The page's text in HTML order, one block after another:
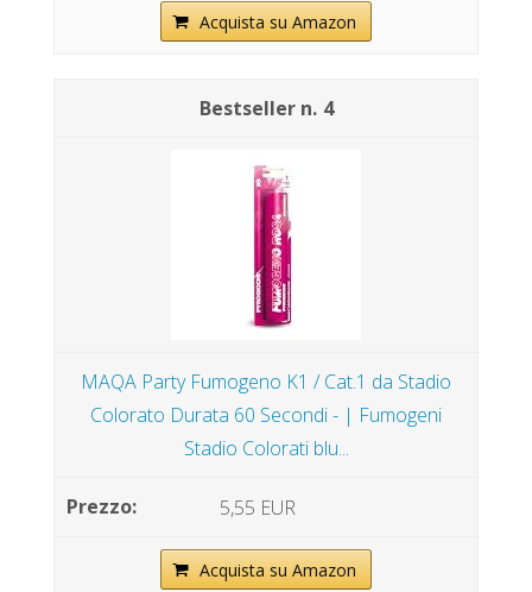
Acquista su Amazon
4
MAQA Party Fumogeno K1 / Cat.1 da Stadio
Colorato Durata 60 Secondi - | Fumogeni
Stadio Colorati blu...
5,55 EUR
Acquista su Amazon